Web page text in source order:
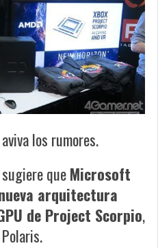
los rumores.
queMicrosoft
arquitectura
de Project Scorpio,